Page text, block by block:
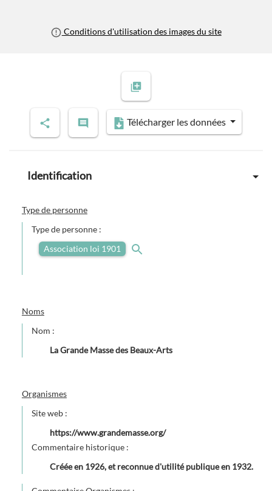
Conditions d'utilisation des images du site
Télécharger les données
Identification
Type de personne
Type de personne :
Association loi 1901
Noms
Nom :
La Grande Masse des Beaux-Arts
Organismes
Site web :
https://www.grandemasse.org/
Commentaire historique :
Créée en 1926, et reconnue d'utilité publique en 1932.